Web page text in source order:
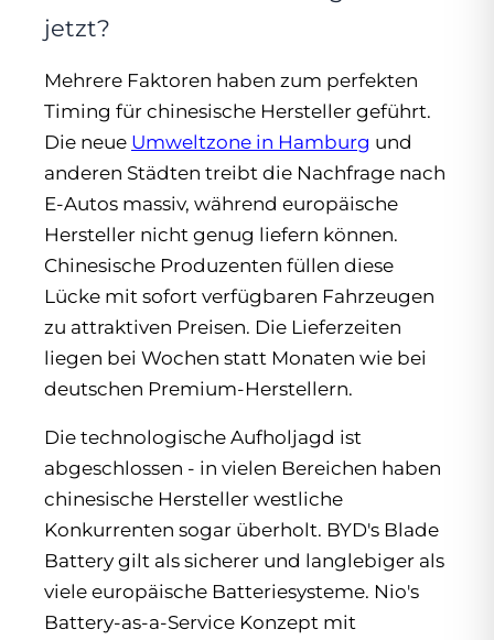
jetzt?
Mehrere Faktoren haben zum perfekten
Timing für chinesische Hersteller geführt.
Die neue Umweltzone in Hamburg und
anderen Städten treibt die Nachfrage nach
E-Autos massiv, während europäische
Hersteller nicht genug liefern können.
Chinesische Produzenten füllen diese
Lücke mit sofort verfügbaren Fahrzeugen
zu attraktiven Preisen. Die Lieferzeiten
liegen bei Wochen statt Monaten wie bei
deutschen Premium-Herstellern.
Die technologische Aufholjagd ist
abgeschlossen - in vielen Bereichen haben
chinesische Hersteller westliche
Konkurrenten sogar überholt. BYD's Blade
Battery gilt als sicherer und langlebiger als
viele europäische Batteriesysteme. Nio's
Battery-as-a-Service Konzept mit